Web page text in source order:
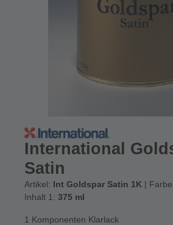
International
Satin
Artikel: Int Goldspar Satin 1K |
Inhalt 1: 375 ml
1 Komponenten Klarlack